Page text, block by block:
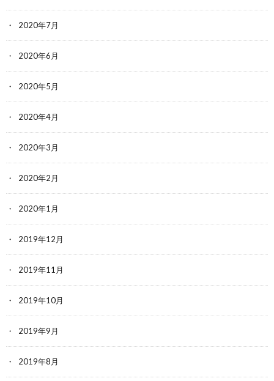
2020年7月
2020年6月
2020年5月
2020年4月
2020年3月
2020年2月
2020年1月
2019年12月
2019年11月
2019年10月
2019年9月
2019年8月